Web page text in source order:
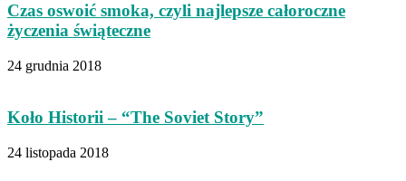
Czas oswoić smoka, czyli najlepsze całoroczne
życzenia świąteczne
24 grudnia 2018
Koło Historii – “The Soviet Story”
24 listopada 2018